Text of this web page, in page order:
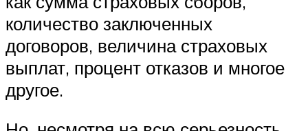
количество заключенных
договоров, величина страховых
выплат, процент отказов и многое
другое.